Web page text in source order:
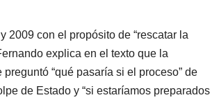
2009 con el propósito de “rescatar la
explica en el texto que la
“qué pasaría si el proceso” de
de Estado y “si estaríamos preparados